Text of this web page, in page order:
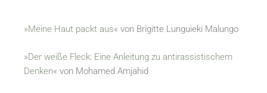
»Meine Haut packt aus« von Brigitte Lunguieki Malungo
»Der weiße Fleck: Eine Anleitung zu antirassistischem
Denken« von Mohamed Amjahid